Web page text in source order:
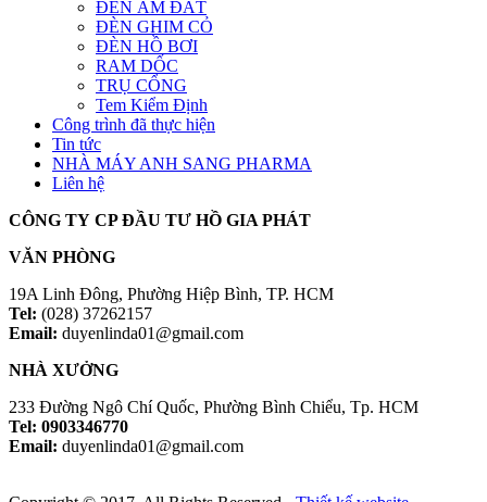
ĐÈN ÂM ĐẤT
ĐÈN GHIM CỎ
ĐÈN HỒ BƠI
RAM DỐC
TRỤ CỔNG
Tem Kiểm Định
Công trình đã thực hiện
Tin tức
NHÀ MÁY ANH SANG PHARMA
Liên hệ
CÔNG TY CP ĐẦU TƯ HỒ GIA PHÁT
VĂN PHÒNG
19A Linh Đông, Phường Hiệp Bình, TP. HCM
Tel: (028) 37262157
Email: duyenlinda01@gmail.com
NHÀ XƯỞNG
233 Đường Ngô Chí Quốc, Phường Bình Chiểu, Tp. HCM
Tel: 0903346770
Email: duyenlinda01@gmail.com